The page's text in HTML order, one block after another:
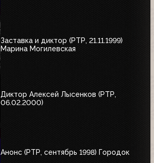
Заставка и диктор (РТР, 21.11.1999)
Марина Могилевская
Диктор Алексей Лысенков (РТР,
06.02.2000)
Анонс (РТР, сентябрь 1998) Городок